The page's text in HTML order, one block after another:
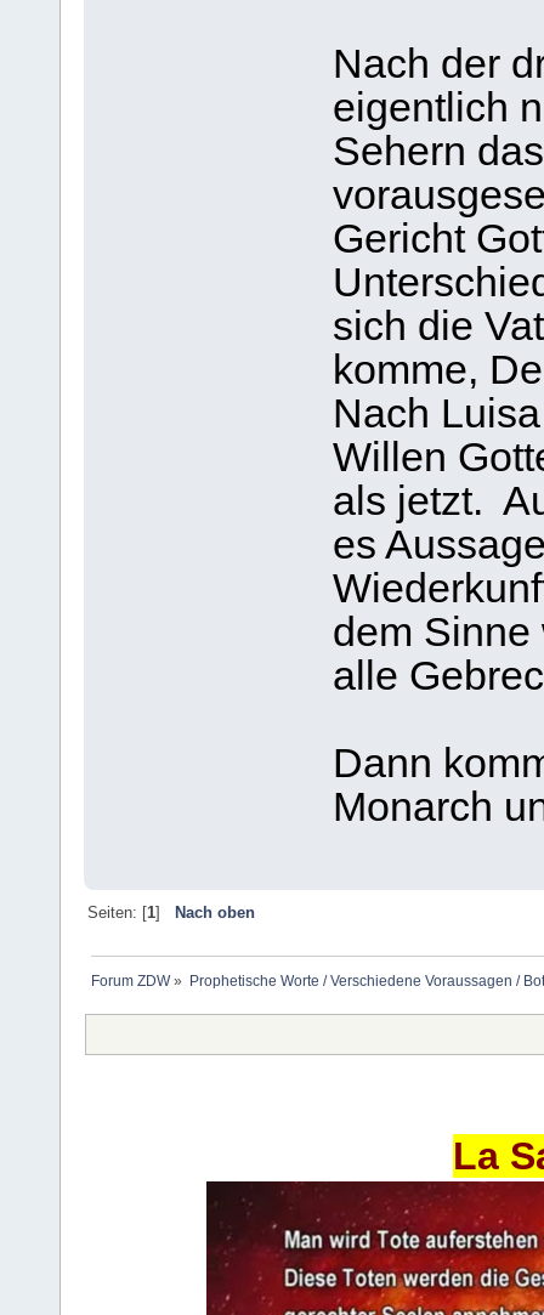
Nach der
eigentlich
Sehern
Gericht
sich die
komme,
Nach
Willen
als jetzt.
es
dem Sinne
alle
Dann
Monarch
Seiten: [1] Nach oben
Forum ZDW» Prophetische Worte / Verschiedene Voraussagen /
La